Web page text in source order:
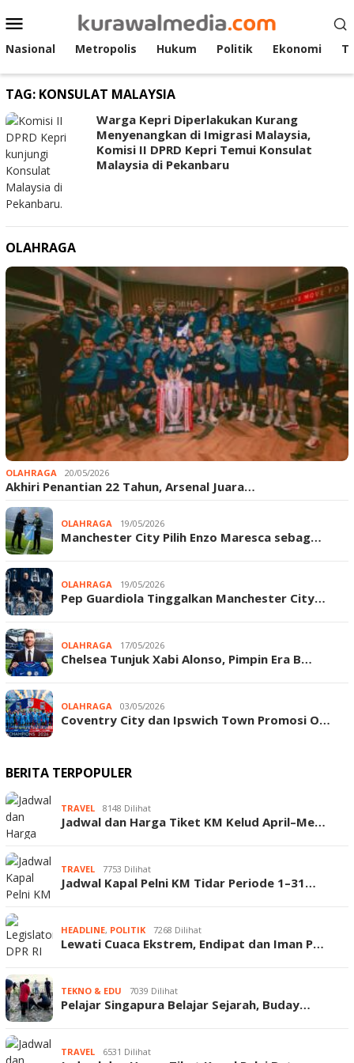
ke
konten
Menu
Mobile
Nasional Metropolis Hukum Politik Ekonomi
TAG: KONSULAT MALAYSIA
Warga Kepri Diperlakukan Kurang
Menyenangkan di Imigrasi Malaysia,
Komisi II DPRD Kepri Temui Konsulat
Malaysia di Pekanbaru
OLAHRAGA
OLAHRAGA 20/05/2026
Akhiri Penantian 22 Tahun, Arsenal Juara…
OLAHRAGA 19/05/2026
Manchester City Pilih Enzo Maresca sebag…
OLAHRAGA 19/05/2026
Pep Guardiola Tinggalkan Manchester City…
OLAHRAGA 17/05/2026
Chelsea Tunjuk Xabi Alonso, Pimpin Era B…
OLAHRAGA 03/05/2026
Coventry City dan Ipswich Town Promosi O…
BERITA TERPOPULER
TRAVEL 8148 Dilihat
Jadwal dan Harga Tiket KM Kelud April–Me…
TRAVEL 7753 Dilihat
Jadwal Kapal Pelni KM Tidar Periode 1–31…
HEADLINE, POLITIK 7268 Dilihat
Lewati Cuaca Ekstrem, Endipat dan Iman P…
TEKNO & EDU 7039 Dilihat
Pelajar Singapura Belajar Sejarah, Buday…
TRAVEL 6531 Dilihat